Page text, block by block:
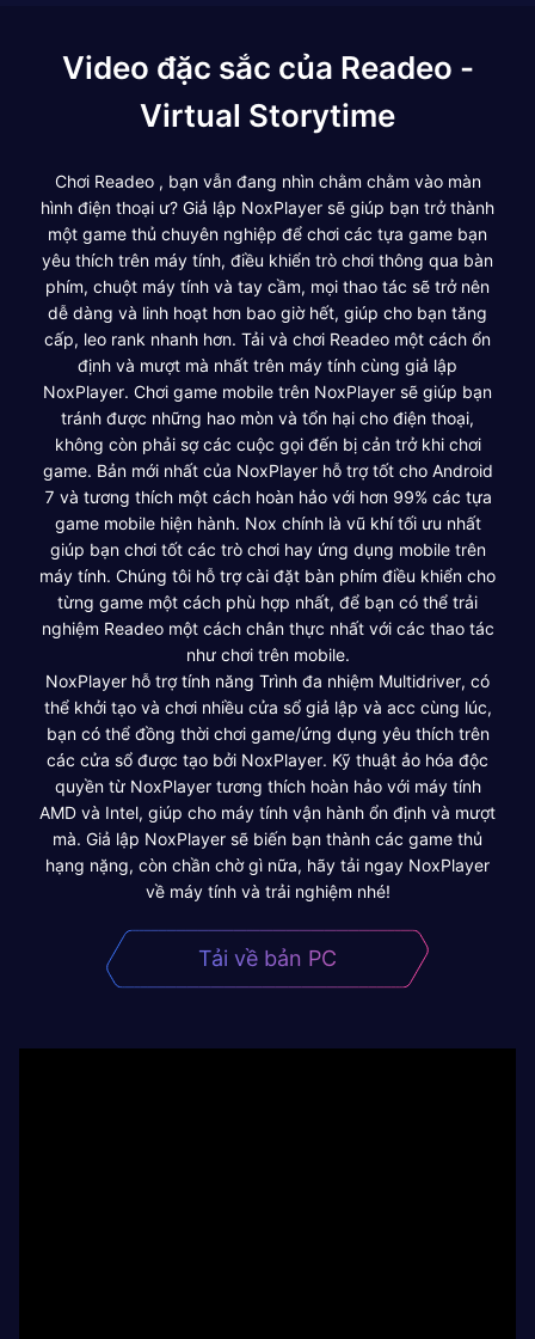
Video đặc sắc của Readeo -
Virtual Storytime
Chơi Readeo , bạn vẫn đang nhìn chằm chằm vào màn
hình điện thoại ư? Giả lập NoxPlayer sẽ giúp bạn trở thành
một game thủ chuyên nghiệp để chơi các tựa game bạn
yêu thích trên máy tính, điều khiển trò chơi thông qua bàn
phím, chuột máy tính và tay cầm, mọi thao tác sẽ trở nên
dễ dàng và linh hoạt hơn bao giờ hết, giúp cho bạn tăng
cấp, leo rank nhanh hơn. Tải và chơi Readeo một cách ổn
định và mượt mà nhất trên máy tính cùng giả lập
NoxPlayer. Chơi game mobile trên NoxPlayer sẽ giúp bạn
tránh được những hao mòn và tổn hại cho điện thoại,
không còn phải sợ các cuộc gọi đến bị cản trở khi chơi
game. Bản mới nhất của NoxPlayer hỗ trợ tốt cho Android
7 và tương thích một cách hoàn hảo với hơn 99% các tựa
game mobile hiện hành. Nox chính là vũ khí tối ưu nhất
giúp bạn chơi tốt các trò chơi hay ứng dụng mobile trên
máy tính. Chúng tôi hỗ trợ cài đặt bàn phím điều khiển cho
từng game một cách phù hợp nhất, để bạn có thể trải
nghiệm Readeo một cách chân thực nhất với các thao tác
như chơi trên mobile.
NoxPlayer hỗ trợ tính năng Trình đa nhiệm Multidriver, có
thể khởi tạo và chơi nhiều cửa sổ giả lập và acc cùng lúc,
bạn có thể đồng thời chơi game/ứng dụng yêu thích trên
các cửa sổ được tạo bởi NoxPlayer. Kỹ thuật ảo hóa độc
quyền từ NoxPlayer tương thích hoàn hảo với máy tính
AMD và Intel, giúp cho máy tính vận hành ổn định và mượt
mà. Giả lập NoxPlayer sẽ biến bạn thành các game thủ
hạng nặng, còn chần chờ gì nữa, hãy tải ngay NoxPlayer
về máy tính và trải nghiệm nhé!
Tải về bản PC